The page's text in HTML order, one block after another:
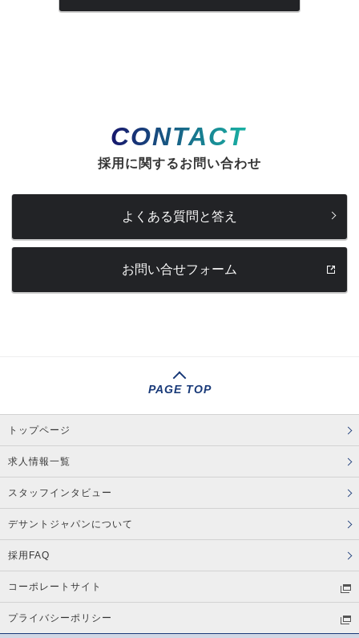
CONTACT
採用に関するお問い合わせ
よくある質問と答え
お問い合せフォーム
PAGE TOP
トップページ
求人情報一覧
スタッフインタビュー
デサントジャパンについて
採用FAQ
コーポレートサイト
プライバシーポリシー